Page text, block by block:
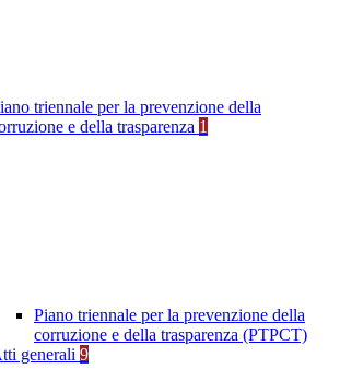
triennale per la prevenzione della
e della trasparenza 1
Piano triennale per la prevenzione della
corruzione e della trasparenza (PTPCT)
generali 9